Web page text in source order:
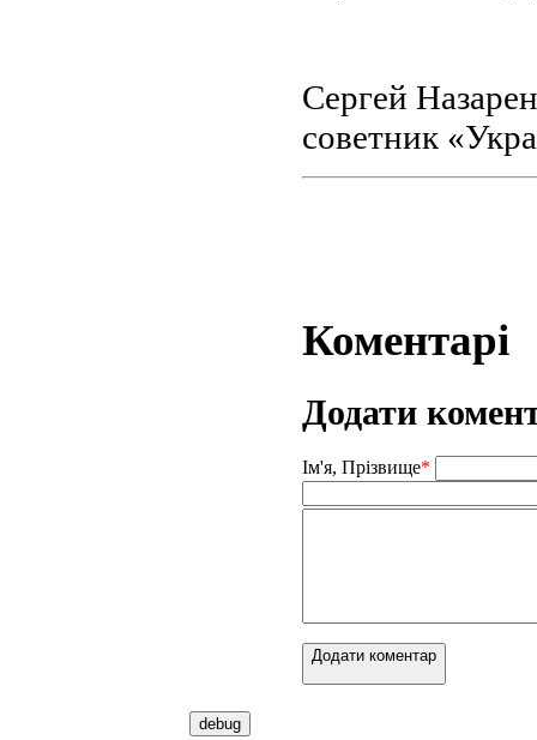
Сергей
советник
Коментарі
Додати
Ім'я, Прізвище*
Додати коментар